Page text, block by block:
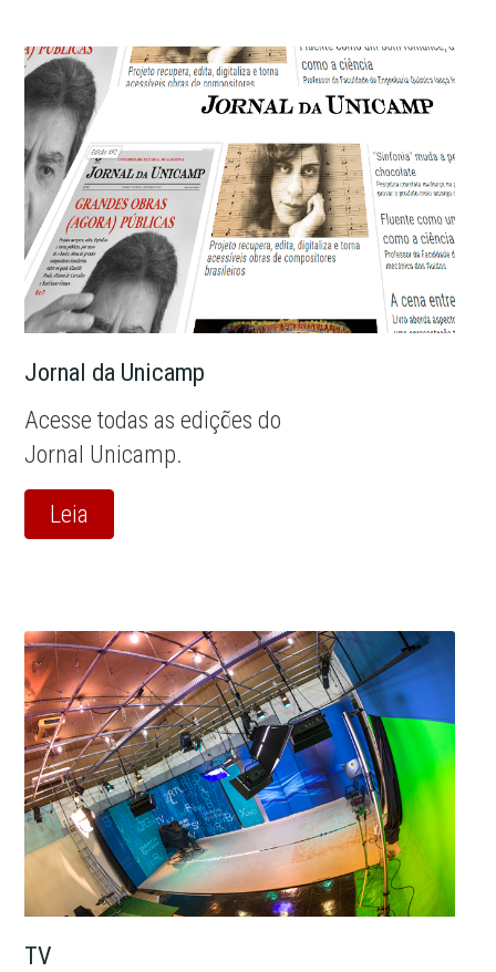
Jornal da Unicamp
Acesse todas as edições do
Jornal Unicamp.
Leia
TV